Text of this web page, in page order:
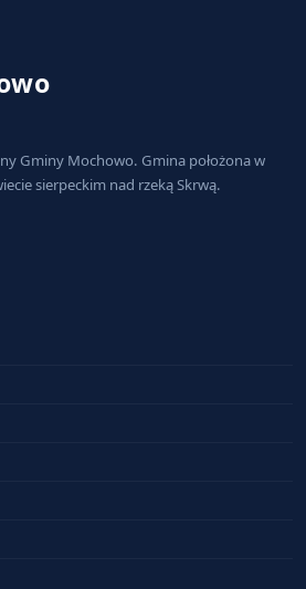
Gminy Mochowo. Gmina położona w
sierpeckim nad rzeką Skrwą.